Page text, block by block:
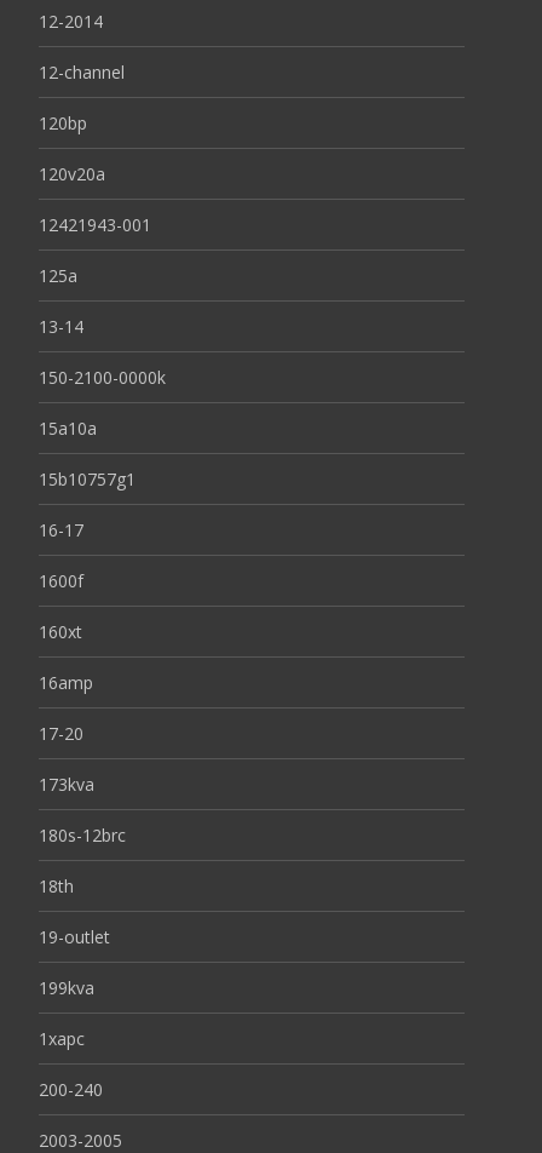
12-2014
12-channel
120bp
120v20a
12421943-001
125a
13-14
150-2100-0000k
15a10a
15b10757g1
16-17
1600f
160xt
16amp
17-20
173kva
180s-12brc
18th
19-outlet
199kva
1xapc
200-240
2003-2005